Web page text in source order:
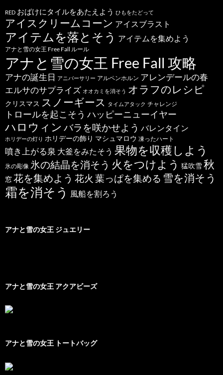
RED おばけにタイルをあたえよう ひもをたどって
アイスクリームコーン アイスブラスト
アイテムを落とそう アイテムを集めよう
アナと雪の女王 Free Fall ルール
アナと雪の女王 Free Fall 攻略
アナの誕生日 アニバーサリー アルペンホルン アレンデールの春
エルサのサプライズ オオカミを消そう オラフのレシピ
クリスマス スノーギース タイムアタック チャレンジ
トロールを起こそう ハッピーニューイヤー
ハロウィン バラを咲かせよう バレンタイン
ホリデーの灯り ホリデーの飾り マシュマロウ 凍ったハート
噴き上がる泉 大釜をみたそう 果物を収穫しよう
氷の彫像 氷の結晶を消そう 火をつけよう 猛吹雪秋
窓花を集めよう 花火 葉っぱを集める 雪を消そう
霜を消そう 風船を割ろう
アナと雪の女王 ジュエリー
アナと雪の女王 アクアビーズ
アナと雪の女王 トートバッグ